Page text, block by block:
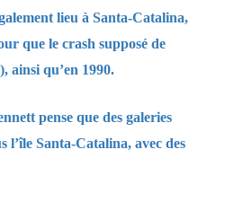
lieu à Santa-Catalina,
que le crash supposé de
ainsi qu’en 1990.
pense que des galeries
l’île Santa-Catalina, avec des